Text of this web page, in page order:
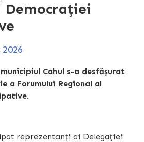
Democrației
2026
Cahul s-a desfășurat
a Forumului Regional al
reprezentanți ai Delegației